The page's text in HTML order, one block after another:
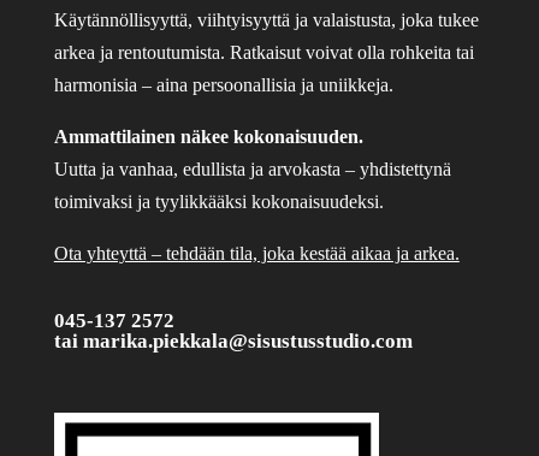
Käytännöllisyyttä, viihtyisyyttä ja valaistusta, joka tukee
arkea ja rentoutumista. Ratkaisut voivat olla rohkeita tai
harmonisia – aina persoonallisia ja uniikkeja.
Ammattilainen näkee kokonaisuuden.
Uutta ja vanhaa, edullista ja arvokasta – yhdistettynä
toimivaksi ja tyylikkääksi kokonaisuudeksi.
Ota yhteyttä – tehdään tila, joka kestää aikaa ja arkea.
045-137 2572
tai marika.piekkala@sisustusstudio.com